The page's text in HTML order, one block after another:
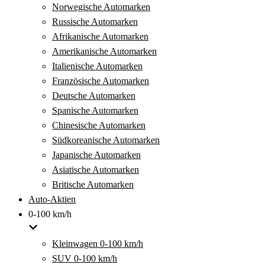
Norwegische Automarken
Russische Automarken
Afrikanische Automarken
Amerikanische Automarken
Italienische Automarken
Französische Automarken
Deutsche Automarken
Spanische Automarken
Chinesische Automarken
Südkoreanische Automarken
Japanische Automarken
Asiatische Automarken
Britische Automarken
Auto-Aktien
0-100 km/h
Kleinwagen 0-100 km/h
SUV 0-100 km/h